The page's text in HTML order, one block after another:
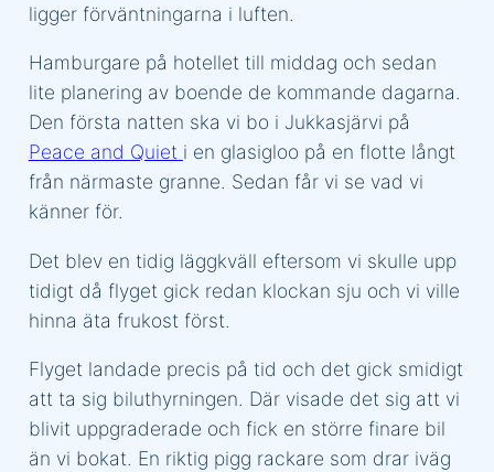
ligger förväntningarna i luften.
Hamburgare på hotellet till middag och sedan
lite planering av boende de kommande dagarna.
Den första natten ska vi bo i Jukkasjärvi på
Peace and Quiet i en glasigloo på en flotte långt
från närmaste granne. Sedan får vi se vad vi
känner för.
Det blev en tidig läggkväll eftersom vi skulle upp
tidigt då flyget gick redan klockan sju och vi ville
hinna äta frukost först.
Flyget landade precis på tid och det gick smidigt
att ta sig biluthyrningen. Där visade det sig att vi
blivit uppgraderade och fick en större finare bil
än vi bokat. En riktig pigg rackare som drar iväg